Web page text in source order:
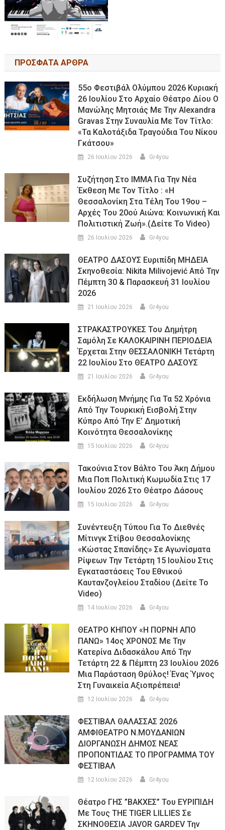
ΠΡΟΣΦΑΤΑ ΑΡΘΡΑ
55ο Φεστιβάλ Ολύμπου 2026 Κυριακή
26 Ιουλίου Στο Αρχαίο Θέατρο Δίου Ο
Μανώλης Μητσιάς Με Την Alexandra
Gravas Στην Συναυλία Με Τον Τίτλο:
«τα Καλοτάξιδα Τραγούδια Του Νίκου
Γκάτσου»
26 Ιουλίου 2026 Gr4you
Συζήτηση Στο ΙΜΜΑ Για Την Νέα
Έκθεση Με Τον Τίτλο : «Η
Θεσσαλονίκη Στα Τέλη Του 19ου –
Αρχές Του 20ού Αιώνα: Κοινωνική Και
Πολιτιστική Ζωή».(Δείτε Το Video)
26 Ιουλίου 2026 Gr4you
ΘΕΑΤΡΟ ΔΑΣΟΥΣ Ευριπίδη ΜΗΔΕΙΑ
Σκηνοθεσία: Nikita Milivojević Από Την
Πέμπτη 30 & Παρασκευή 31 Ιουλίου
2026
21 Ιουλίου 2026 Gr4you
ΣΤΡΑΚΑΣΤΡΟΥΚΕΣ Του Δημήτρη
Σαμόλη Σε ΚΑΛΟΚΑΙΡΙΝΗ ΠΕΡΙΟΔΕΙΑ
Έρχεται Στην ΘΕΣΣΑΛΟΝΙΚΗ Τετάρτη
22 Ιουλίου Στο ΘΕΑΤΡΟ ΔΑΣΟΥΣ
21 Ιουλίου 2026 Gr4you
Εκδήλωση Μνήμης Για Τα 52 Χρόνια
Από Την Τουρκική Εισβολή Στην
Κύπρο Από Την Ε’ Δημοτική
Κοινότητα Θεσσαλονίκης
15 Ιουλίου 2026 Gr4you
Τακούνια Στον Βάλτο Του Άκη Δήμου
Μια Ποπ Πολιτική Κωμωδία Στις 17
Ιουλίου 2026 Στο Θέατρο Δάσους
15 Ιουλίου 2026 Gr4you
Συνέντευξη Τύπου Για Το Διεθνές
Μίτινγκ Στίβου Θεσσαλονίκης
«Κώστας Σπανίδης» Σε Αγωνίσματα
Ρίψεων Την Τετάρτη 15 Ιουλίου Στις
Εγκαταστάσεις Του Εθνικού
Καυτανζογλείου Σταδίου (Δείτε Το
Video)
14 Ιουλίου 2026 Gr4you
ΘΕΑΤΡΟ ΚΗΠΟΥ «Η ΠΟΡΝΗ ΑΠΟ
ΠΑΝΩ» 14ος ΧΡΟΝΟΣ Με Την
Κατερίνα Διδασκάλου Από Την
Τετάρτη 22 & Πέμπτη 23 Ιουλίου 2026
Μια Παράσταση Θρύλος! Ένας Ύμνος
Στη Γυναικεία Αξιοπρέπεια!
12 Ιουλίου 2026 Gr4you
ΦΕΣΤΙΒΑΛ ΘΑΛΑΣΣΑΣ 2026
ΑΜΦΙΘΕΑΤΡΟ Ν.ΜΟΥΔΑΝΙΩΝ
ΔΙΟΡΓΑΝΩΣΗ ΔΗΜΟΣ ΝΕΑΣ
ΠΡΟΠΟΝΤΙΔΑΣ ΤΟ ΠΡΟΓΡΑΜΜΑ ΤΟΥ
ΦΕΣΤΙΒΑΛ
12 Ιουλίου 2026 Gr4you
Θέατρο ΓΗΣ ”ΒΑΚΧΕΣ” Του ΕΥΡΙΠΙΔΗ
Με Τους THE TIGER LILLIES Σε
ΣΚΗΝΟΘΕΣΙΑ JAVOR GARDEV Την